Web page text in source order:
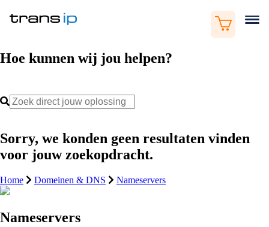
Hoe kunnen wij jou helpen?
Sorry, we konden geen resultaten vinden
voor jouw zoekopdracht.
Home Domeinen & DNS Nameservers
Nameservers